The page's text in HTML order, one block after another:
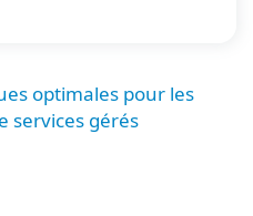
optimales pour les
services gérés